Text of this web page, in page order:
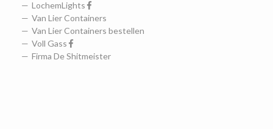
LochemLights
Van Lier Containers
Van Lier Containers bestellen
Voll Gass
Firma De Shitmeister